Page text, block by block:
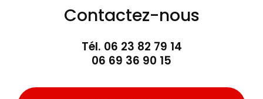
Contactez-nous
Tél. 06 23 82 79 14
06 69 36 90 15